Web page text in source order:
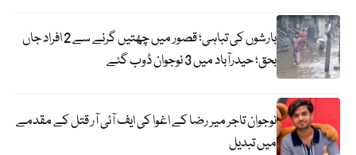
بارشوں کی تباہی؛ قصور میں چھتیں گرنے سے 2 افراد جاں
بحق؛ حیدرآباد میں 3 نوجوان ڈوب گئے
نوجوان تاجر میر رضا کے اغوا کی ایف آئی آر قتل کے مقدمے
میں تبدیل